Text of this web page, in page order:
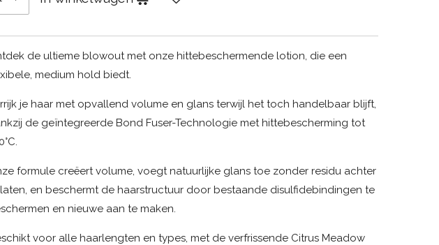
de ultieme blowout met onze hittebeschermende lotion, die een
medium hold biedt.
je haar met opvallend volume en glans terwijl het toch handelbaar blijft,
de geïntegreerde Bond Fuser-Technologie met hittebescherming tot
formule creëert volume, voegt natuurlijke glans toe zonder residu achter
en beschermt de haarstructuur door bestaande disulfidebindingen te
en nieuwe aan te maken.
voor alle haarlengten en types, met de verfrissende Citrus Meadow